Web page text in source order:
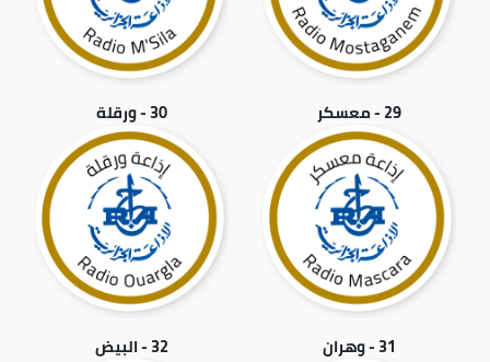
29 - معسكر 30 - ورقلة
31 - وهران 32 - البيض